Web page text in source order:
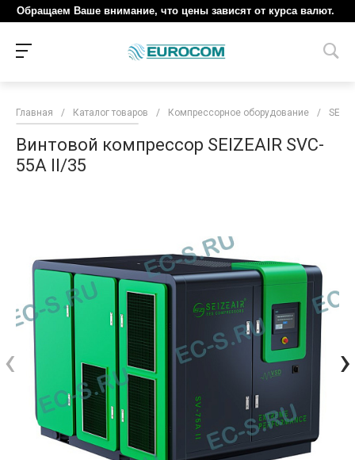
Обращаем Ваше внимание, что цены зависят от курса валют.
Главная / Каталог товаров / Компрессорное оборудование /
Винтовой компрессор SEIZEAIR SVC-
55A II/35
‹ ›